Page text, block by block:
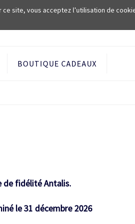
site, vous acceptez l’utilisation de
BOUTIQUE CADEAUX
de fidélité Antalis.
le 31 décembre 2026